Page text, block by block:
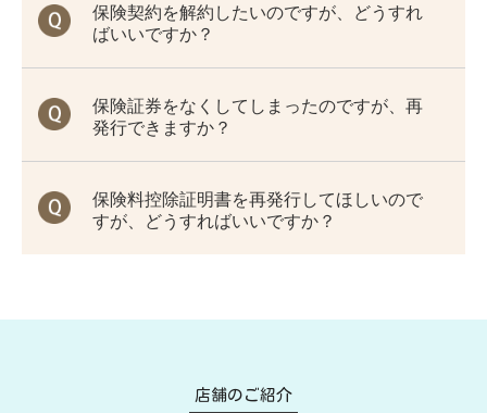
保険契約を解約したいのですが、どうすれ
ばいいですか？
保険証券をなくしてしまったのですが、再
発行できますか？
保険料控除証明書を再発行してほしいので
すが、どうすればいいですか？
店舗のご紹介